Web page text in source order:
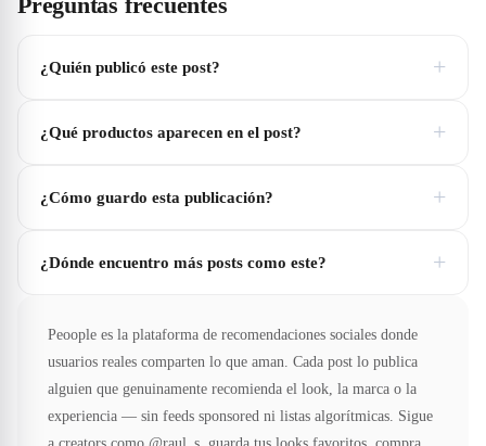
¿Quién publicó este post? +
¿Qué productos aparecen en el post? +
¿Cómo guardo esta publicación? +
¿Dónde encuentro más posts como este? +
Peoople es la plataforma de recomendaciones sociales donde
usuarios reales comparten lo que aman. Cada post lo publica
alguien que genuinamente recomienda el look, la marca o la
experiencia — sin feeds sponsored ni listas algorítmicas. Sigue